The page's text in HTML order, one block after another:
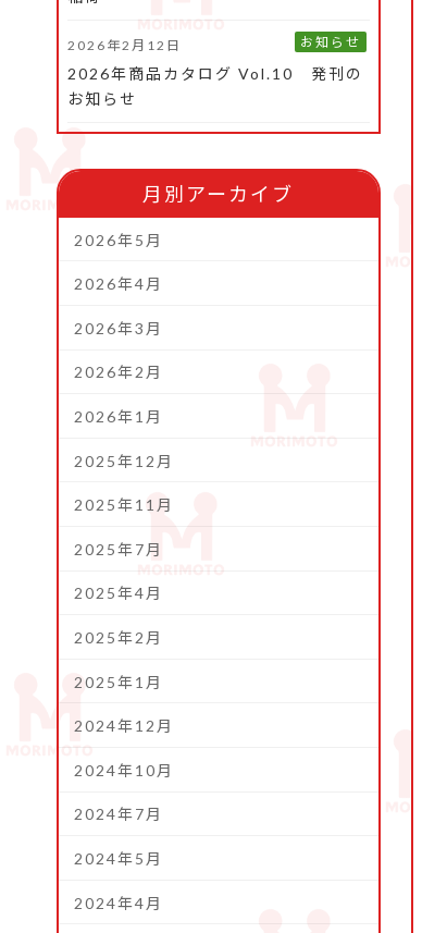
2026年2月12日 お知らせ
2026年商品カタログ Vol.10 発刊の
お知らせ
月別アーカイブ
2026年5月
2026年4月
2026年3月
2026年2月
2026年1月
2025年12月
2025年11月
2025年7月
2025年4月
2025年2月
2025年1月
2024年12月
2024年10月
2024年7月
2024年5月
2024年4月